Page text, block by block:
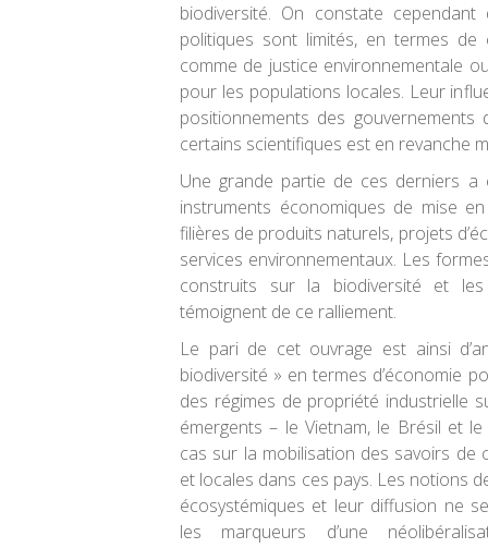
biodiversité. On constate
politiques sont limités, en termes
comme de justice environnementale
pour les populations locales. Leur
positionnements des
certains scientifiques est en revanche
Une grande partie de ces derniers
instruments économiques de mise
filières de produits naturels, projets
services environnementaux. Les
construits sur la biodiversité et les
témoignent de ce ralliement.
Le pari de cet ouvrage est ainsi
biodiversité » en termes d’économie
des régimes de propriété industrielle
émergents – le Vietnam, le Brésil et
cas sur la mobilisation des savoirs de
et locales dans ces pays. Les notions
écosystémiques et leur diffusion ne
les marqueurs d’une